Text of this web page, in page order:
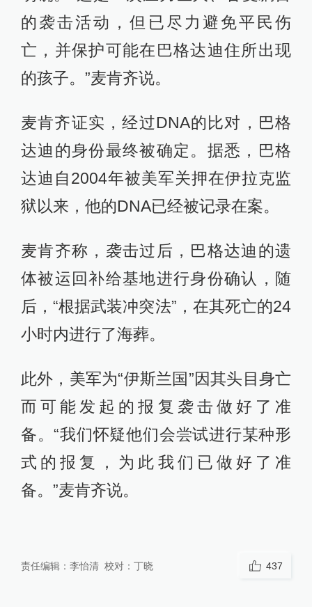
的袭击活动，但已尽力避免平民伤
亡，并保护可能在巴格达迪住所出现
的孩子。”麦肯齐说。
麦肯齐证实，经过DNA的比对，巴格
达迪的身份最终被确定。据悉，巴格
达迪自2004年被美军关押在伊拉克监
狱以来，他的DNA已经被记录在案。
麦肯齐称，袭击过后，巴格达迪的遗
体被运回补给基地进行身份确认，随
后，“根据武装冲突法”，在其死亡的24
小时内进行了海葬。
此外，美军为“伊斯兰国”因其头目身亡
而可能发起的报复袭击做好了准
备。“我们怀疑他们会尝试进行某种形
式的报复，为此我们已做好了准
备。”麦肯齐说。
责任编辑： 李怡清 校对： 丁晓 437